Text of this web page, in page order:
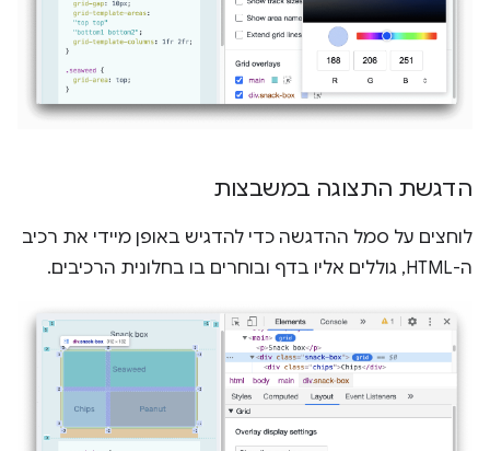
הדגשת התצוגה במשבצות
לוחצים על סמל ההדגשה כדי להדגיש באופן מיידי את רכיב
ה-HTML, גוללים אליו בדף ובוחרים בו בחלונית הרכיבים.